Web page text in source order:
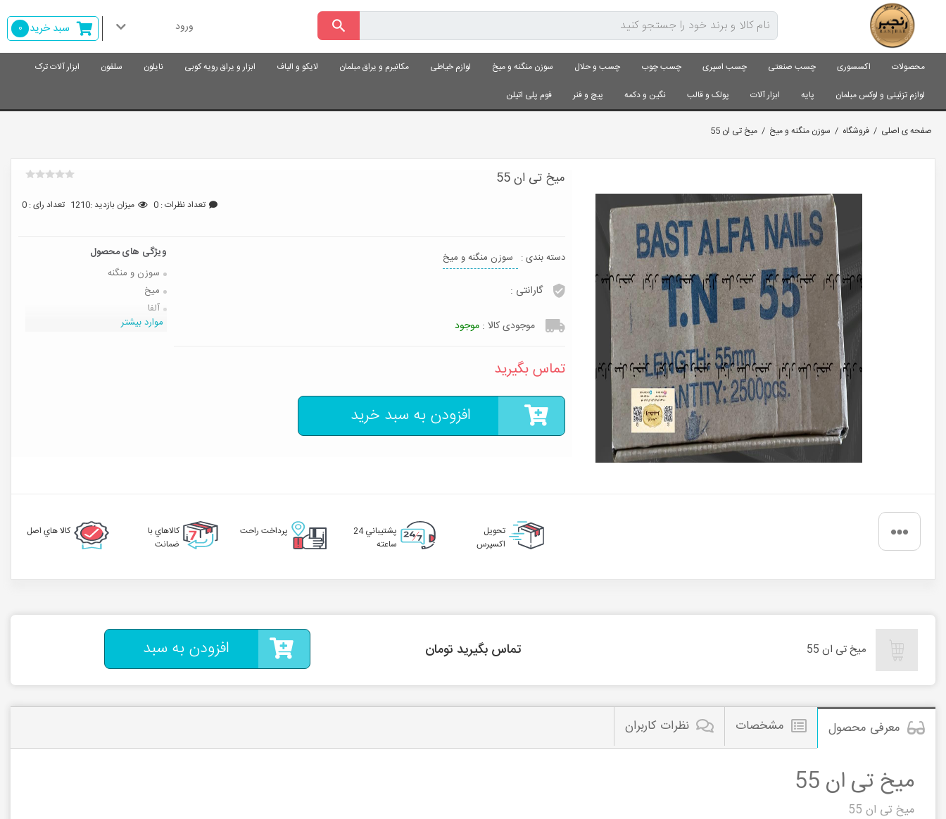
سبد خرید 0 ورود
محصولات اکسسوری چسب صنعتی چسب اسپری چسب چوب چسب و حلال سوزن منگنه و میخ لوازم خیاطی مکانیرم و یراق مبلمان لایکو و الیاف ابزار و یراق رویه کوبی نایلون سلفون
ابزار آلات ترک
لوازم تزئینی و لوکس مبلمان
پایه ابزار آلات پولک و قالب نگین و دکمه پیچ و فنر فوم پلی اتیلن
صفحه ی اصلی / فروشگاه / سوزن منگنه و میخ / میخ تی ان 55
میخ تی ان 55
تعداد رای : 0 میزان بازدید :1210 تعداد نظرات : 0
دسته بندی : سوزن منگنه و میخ
گارانتی :
موجودی کالا : موجود
تماس بگیرید
افزودن به سبد خرید
موارد بیشتر
سوزن و منگنه
میخ
آلفا
تحويل
اکسپرس
پشتيباني 24
ساعته
پرداخت راحت
کالاهاي با
ضمانت
کالا هاي اصل
میخ تی ان 55 تماس بگیرید تومان افزودن به سبد
معرفی محصول مشخصات نظرات کاربران
میخ تی ان 55
میخ تی ان 55